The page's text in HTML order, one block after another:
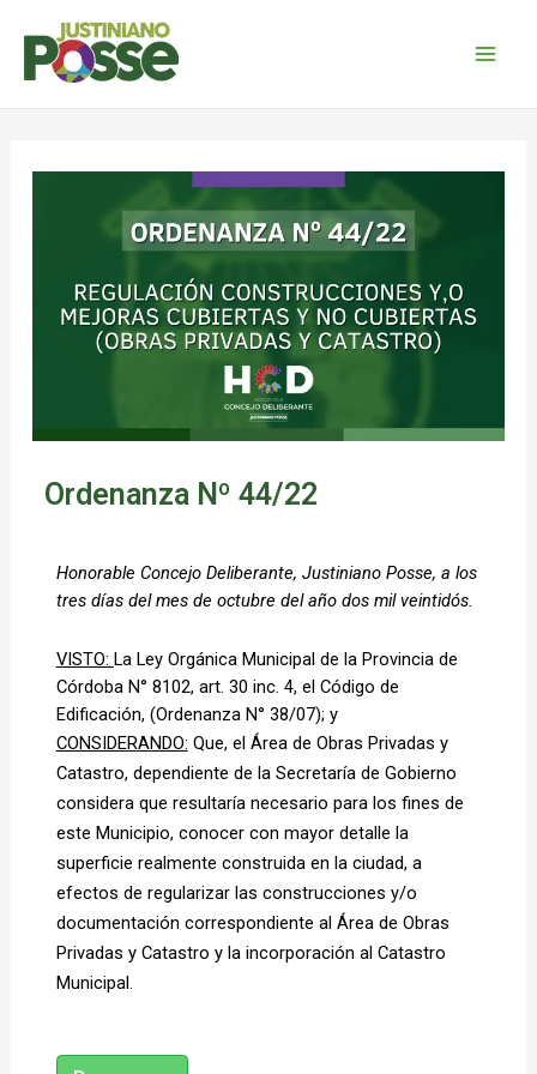
Ordenanza Nº 44/22
Honorable Concejo Deliberante, Justiniano Posse, a los
tres días del mes de octubre del año dos mil veintidós.
VISTO: La Ley Orgánica Municipal de la Provincia de
Córdoba N° 8102, art. 30 inc. 4, el Código de
Edificación, (Ordenanza N° 38/07); y
CONSIDERANDO: Que, el Área de Obras Privadas y
Catastro, dependiente de la Secretaría de Gobierno
considera que resultaría necesario para los fines de
este Municipio, conocer con mayor detalle la
superficie realmente construida en la ciudad, a
efectos de regularizar las construcciones y/o
documentación correspondiente al Área de Obras
Privadas y Catastro y la incorporación al Catastro
Municipal.